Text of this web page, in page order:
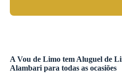
A Vou de Limo tem Aluguel de
Alambari para todas as ocasiões